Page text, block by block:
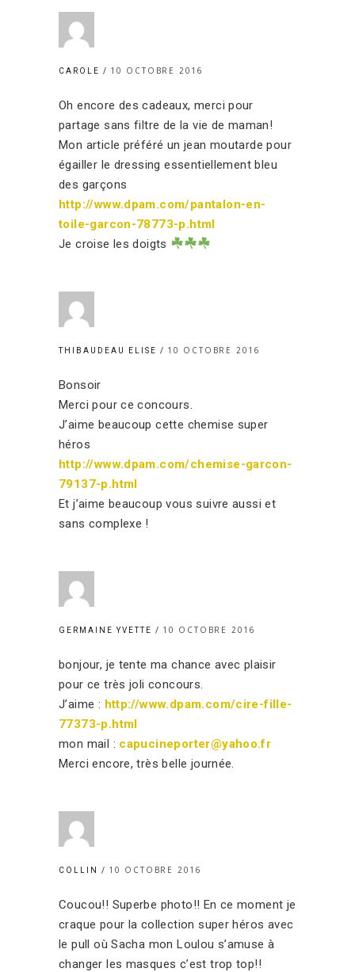
CAROLE 10 OCTOBRE 2016
Oh encore des cadeaux, merci pour
partage sans filtre de la vie de maman!
Mon article préféré un jean moutarde pour
égailler le dressing essentiellement bleu
des garçons
http://www.dpam.com/pantalon-en-
toile-garcon-78773-p.html
Je croise les doigts
THIBAUDEAU ELISE 10 OCTOBRE 2016
Bonsoir
Merci pour ce concours.
J’aime beaucoup cette chemise super
héros
http://www.dpam.com/chemise-garcon-
79137-p.html
Et j’aime beaucoup vous suivre aussi et
sans complexe !
GERMAINE YVETTE 10 OCTOBRE 2016
bonjour, je tente ma chance avec plaisir
pour ce très joli concours.
J’aime : http://www.dpam.com/cire-fille-
77373-p.html
mon mail : capucineporter@yahoo.fr
Merci encore, très belle journée.
COLLIN 10 OCTOBRE 2016
Coucou!! Superbe photo!! En ce moment je
craque pour la collection super héros avec
le pull où Sacha mon Loulou s’amuse à
changer les masques c’est trop top!!